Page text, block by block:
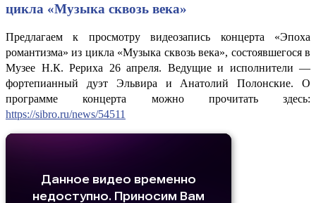
цикла «Музыка сквозь века»
Предлагаем к просмотру видеозапись концерта «Эпоха
романтизма» из цикла «Музыка сквозь века», состоявшегося в
Музее Н.К. Рериха 26 апреля. Ведущие и исполнители —
фортепианный дуэт Эльвира и Анатолий Полонские. О
программе концерта можно прочитать здесь:
https://sibro.ru/news/54511